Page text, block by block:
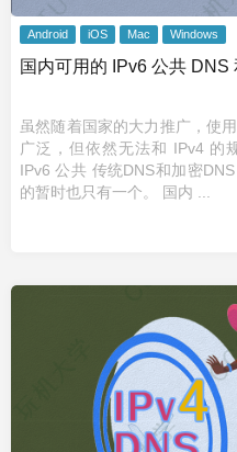
Android iOS Mac Windows
国内可用的 IPv6 公共 DNS
虽然随着国家的大力推广，使
广泛，但依然无法和 IPv4 的
IPv6 公共 传统DNS和加密
的暂时也只有一个。 国内 ...